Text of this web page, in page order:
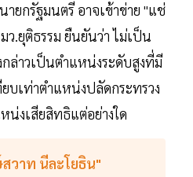
ยกรัฐมนตรี อาจเข้าข่าย "แช่
ว.ยุติธรรม ยืนยันว่า ไม่เป็น
ล่าวเป็นตำแหน่งระดับสูงที่มี
เท่าตำแหน่งปลัดกระทรวง
น่งเสียสิทธิแต่อย่างใด
วาท นีละโยธิน"